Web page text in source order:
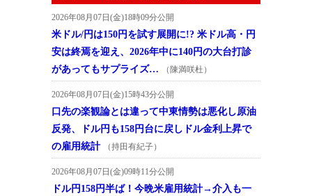
2026年08月07日(金)18時09分公開
米ドル/円は150円を試す展開に!? 米ドル高・円
安は終焉を迎え、2026年中に140円の大台打診
があってもサプライズ…
（陳満咲杜）
2026年08月07日(金)15時43分公開
口先の楽観論とは違って中東情勢は悪化し原油
反発、ドル円も158円台に戻しドル金利上昇で
の雇用統計
（持田有紀子）
2026年08月07日(金)09時11分公開
ドル円158円半ば！今晩米雇用統計→介入も一